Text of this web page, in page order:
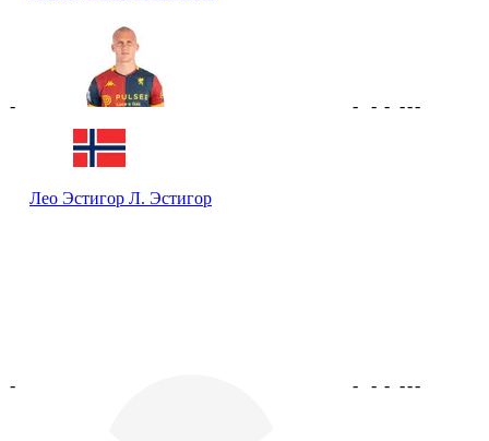
-
Лео Эстигор Л. Эстигор
- - - ---
- - - - ---